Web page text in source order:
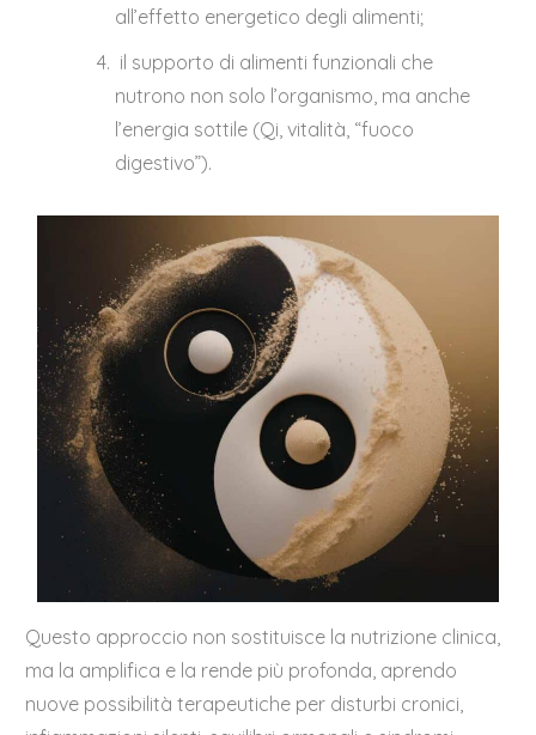
all’effetto energetico degli alimenti;
il supporto di alimenti funzionali che
nutrono non solo l’organismo, ma anche
l’energia sottile (Qi, vitalità, “fuoco
digestivo”).
Questo approccio non sostituisce la nutrizione clinica,
ma la amplifica e la rende più profonda, aprendo
nuove possibilità terapeutiche per disturbi cronici,